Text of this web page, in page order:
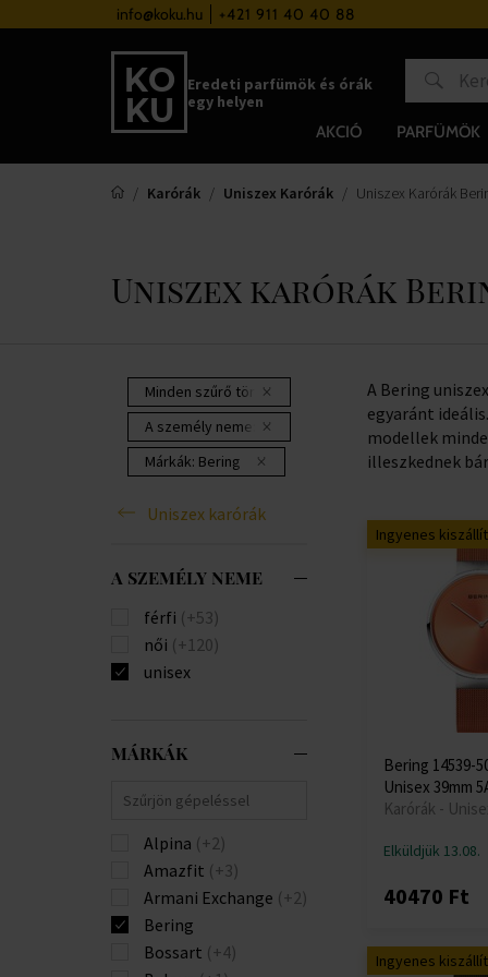
info@koku.hu +421 911 40 40 88
Hűségrendszer
Eredeti parfümök és órák
egy helyen
AKCIÓ PARFÜMÖK
Karórák Uniszex Karórák Uniszex Karórák
Uniszex karórák
Minden szűrő törlése
A személy neme:
unisex
Márkák: Bering
Uniszex karórák
A SZEMÉLY NEME
férfi (+53)
női (+120)
unisex
MÁRKÁK
Alpina (+2)
Amazfit (+3)
Armani Exchange (+2)
Bering
Bossart (+4)
A Bering uniszex
egyaránt
modellek
illeszkednek
Ingyenes
Bering 14539-
Unisex 39mm
Karórák -
Elküldjük 13.08.
40470 Ft
Ingyenes